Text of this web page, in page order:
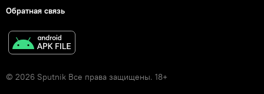
Обратная связь
© 2026 Sputnik Все права защищены. 18+